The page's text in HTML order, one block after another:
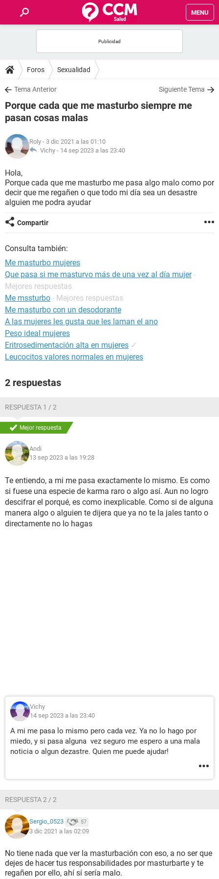
MENU
FOROS
SALUD
FAMILIA
NUTRICIÓN
SEXUALIDAD
Foros Sexualidad
Tema Anterior Siguiente Tema
Porque cada que me masturbo siempre me
pasan cosas malas
Roly - 3 dic 2021 a las 01:10
Vichy - 14 sep 2023 a las 23:40
Hola,
Porque cada que me masturbo me pasa algo malo como por
decir que me regañen o que todo mi día sea un desastre
alguien me podra ayudar
Compartir
Consulta también:
Me masturbo mujeres
Que pasa si me masturvo más de una vez al día mujer -
Mejores respuestas
Me mssturbo - Mejores respuestas
Me masturbo con un desodorante
A las mujeres les gusta que les laman el ano
Peso ideal mujeres
Eritrosedimentación alta en mujeres ✓
Leucocitos valores normales en mujeres
2 respuestas
RESPUESTA 1 / 2
Mejor respuesta
Andi
13 sep 2023 a las 19:28
Te entiendo, a mi me pasa exactamente lo mismo. Es como
si fuese una especie de karma raro o algo así. Aun no logro
descifrar el porqué, es como inexplicable. Como si de alguna
manera algo o alguien te dijera que ya no te la jales tanto o
directamente no lo hagas
Vichy
14 sep 2023 a las 23:40
A mi me pasa lo mismo pero cada vez. Ya no lo hago por
miedo, y si pasa alguna vez seguro me espero a una mala
noticia o algun dezastre. Quien me puede ajudar!
RESPUESTA 2 / 2
Sergio_0523 57
3 dic 2021 a las 02:09
No tiene nada que ver la masturbación con eso, a no ser que
dejes de hacer tus responsabilidades por masturbarte y te
regañen por ello, ahí sí sería malo.